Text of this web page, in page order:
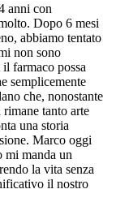
anni con
Dopo 6 mesi
abbiamo tentato
non sono
farmaco possa
semplicemente
che, nonostante
tanto arte
una storia
Marco oggi
mi manda un
la vita senza
il nostro